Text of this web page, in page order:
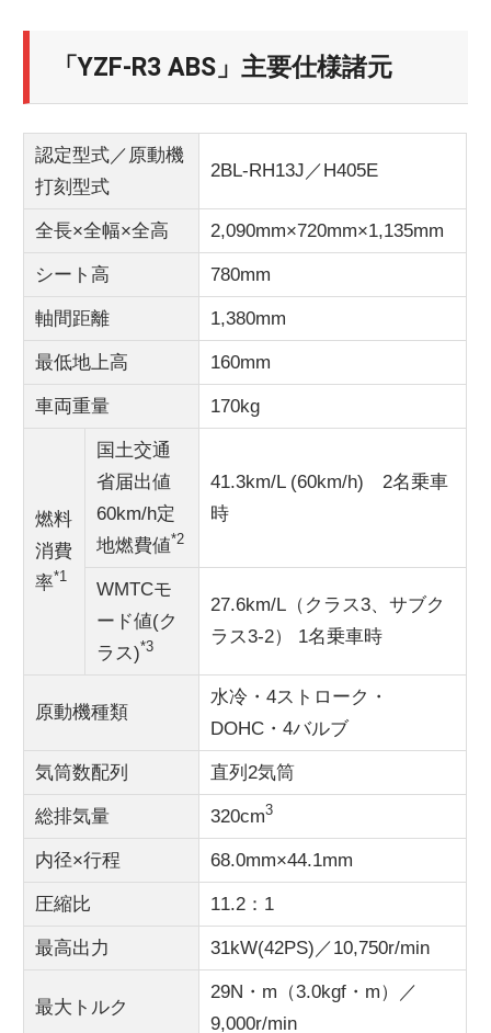
「YZF-R3 ABS」主要仕様諸元
認定型式／原動機
打刻型式
2BL-RH13J／H405E
全長×全幅×全高 2,090mm×720mm×1,135mm
シート高 780mm
軸間距離 1,380mm
最低地上高 160mm
車両重量 170kg
燃料
消費
率*1
国土交通
省届出値
60km/h定
地燃費値*2
41.3km/L (60km/h) 2名乗車
時
WMTCモ
ード値(ク
ラス)*3
27.6km/L（クラス3、サブク
ラス3-2） 1名乗車時
原動機種類
水冷・4ストローク・
DOHC・4バルブ
気筒数配列 直列2気筒
総排気量 320cm3
内径×行程 68.0mm×44.1mm
圧縮比 11.2：1
最高出力 31kW(42PS)／10,750r/min
最大トルク
29N・m（3.0kgf・m）／
9,000r/min